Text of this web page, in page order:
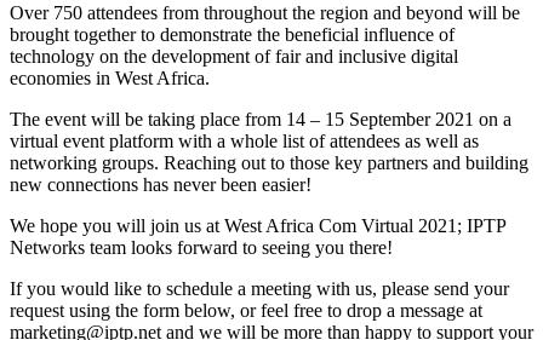
Over 750 attendees from throughout the region and beyond will be
brought together to demonstrate the beneficial influence of
technology on the development of fair and inclusive digital
economies in West Africa.
The event will be taking place from 14 – 15 September 2021 on a
virtual event platform with a whole list of attendees as well as
networking groups. Reaching out to those key partners and building
new connections has never been easier!
We hope you will join us at West Africa Com Virtual 2021; IPTP
Networks team looks forward to seeing you there!
If you would like to schedule a meeting with us, please send your
request using the form below, or feel free to drop a message at
marketing
iptp.net and we will be more than happy to support your